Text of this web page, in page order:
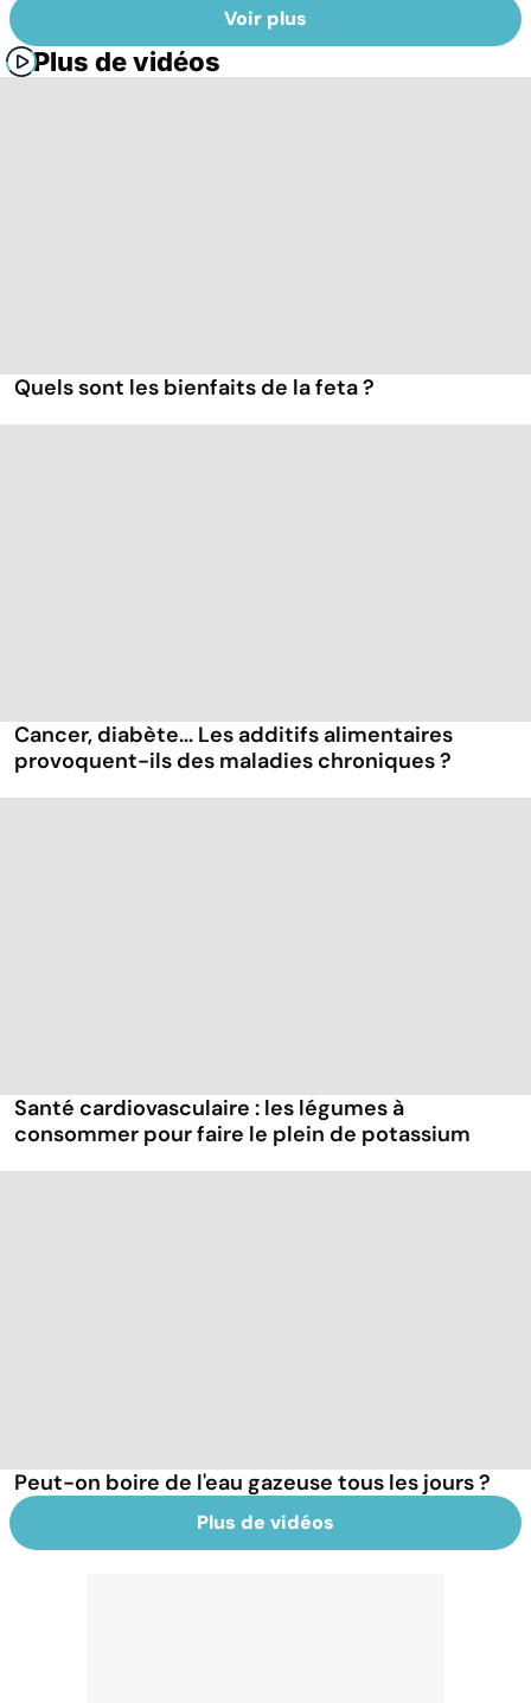
Voir plus
Plus de vidéos
Quels sont les bienfaits de la feta ?
Cancer, diabète... Les additifs alimentaires
provoquent-ils des maladies chroniques ?
Santé cardiovasculaire : les légumes à
consommer pour faire le plein de potassium
Peut-on boire de l'eau gazeuse tous les jours ?
Plus de vidéos